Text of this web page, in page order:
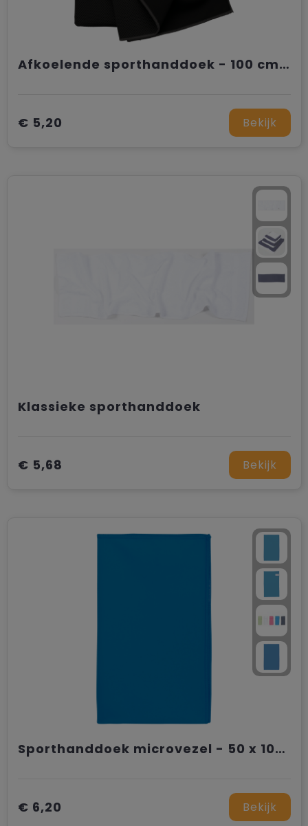
Afkoelende sporthanddoek - 100 cm x 30 cm
€ 5,20 Bekijk
Klassieke sporthanddoek
€ 5,68 Bekijk
Sporthanddoek microvezel - 50 x 100 cm
€ 6,20 Bekijk